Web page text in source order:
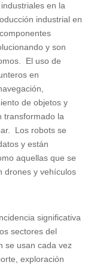
en la
industrial en
y son
El uso de
en
de objetos y
transformado la
Los robots se
y están
aquellas que se
drones y vehículos
significativa
sectores del
se usan cada vez
exploración